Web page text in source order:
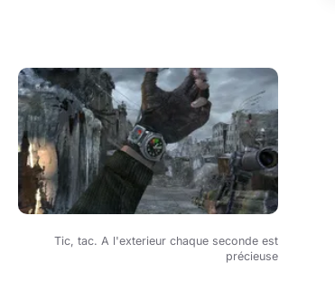
Tic, tac. A l'exterieur chaque seconde est
précieuse